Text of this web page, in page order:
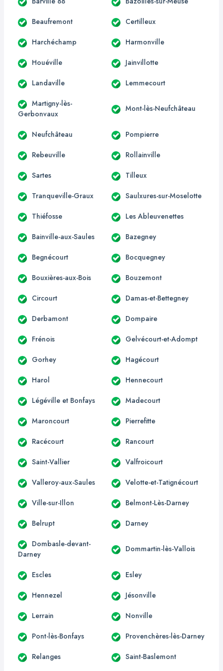
Beaufremont Certilleux
Harchéchamp Harmonville
Houéville Jainvillotte
Landaville Lemmecourt
Martigny-lès-
Gerbonvaux
Mont-lès-Neufchâteau
Neufchâteau Pompierre
Rebeuville Rollainville
Sartes Tilleux
Tranqueville-Graux Saulxures-sur-Moselotte
Thiéfosse Les Ableuvenettes
Bainville-aux-Saules Bazegney
Begnécourt Bocquegney
Bouxières-aux-Bois Bouzemont
Circourt Damas-et-Bettegney
Derbamont Dompaire
Frénois Gelvécourt-et-Adompt
Gorhey Hagécourt
Harol Hennecourt
Légéville et Bonfays Madecourt
Maroncourt Pierrefitte
Racécourt Rancourt
Saint-Vallier Valfroicourt
Valleroy-aux-Saules Velotte-et-Tatignécourt
Ville-sur-Illon Belmont-Lès-Darney
Belrupt Darney
Dombasle-devant-
Darney
Dommartin-lès-Vallois
Escles Esley
Hennezel Jésonville
Lerrain Nonville
Pont-lès-Bonfays Provenchères-lès-Darney
Relanges Saint-Baslemont